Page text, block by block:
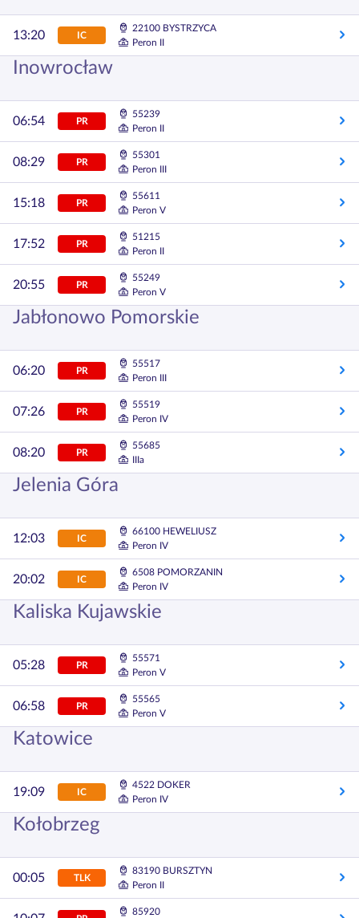
13:20 IC
22100 BYSTRZYCA
Peron II
Inowrocław
06:54 PR
55239
Peron II
08:29 PR
55301
Peron III
15:18 PR
55611
Peron V
17:52 PR
51215
Peron II
20:55 PR
55249
Peron V
Jabłonowo Pomorskie
06:20 PR
55517
Peron III
07:26 PR
55519
Peron IV
08:20 PR
55685
IIIa
Jelenia Góra
12:03 IC
66100 HEWELIUSZ
Peron IV
20:02 IC
6508 POMORZANIN
Peron IV
Kaliska Kujawskie
05:28 PR
55571
Peron V
06:58 PR
55565
Peron V
Katowice
19:09 IC
4522 DOKER
Peron IV
Kołobrzeg
00:05 TLK
83190 BURSZTYN
Peron II
85920